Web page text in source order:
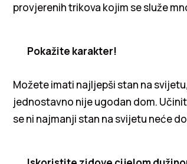
provjerenih trikova kojim se služe
Pokažite karakter!
Možete imati najljepši stan na
jednostavno nije ugodan dom.
se ni najmanji stan na svijetu neće